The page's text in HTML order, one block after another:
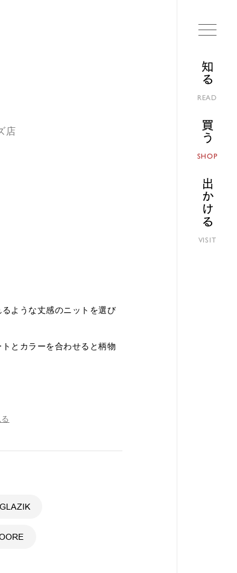
知る
READ
買う
SHOP
出かける
VISIT
店
ような丈感のニットを選び
とカラーを合わせると柄物